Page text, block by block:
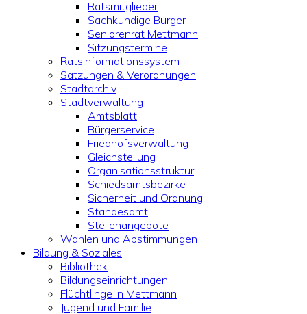
Ratsmitglieder
Sachkundige Bürger
Seniorenrat Mettmann
Sitzungstermine
Ratsinformationssystem
Satzungen & Verordnungen
Stadtarchiv
Stadtverwaltung
Amtsblatt
Bürgerservice
Friedhofsverwaltung
Gleichstellung
Organisationsstruktur
Schiedsamtsbezirke
Sicherheit und Ordnung
Standesamt
Stellenangebote
Wahlen und Abstimmungen
Bildung & Soziales
Bibliothek
Bildungseinrichtungen
Flüchtlinge in Mettmann
Jugend und Familie